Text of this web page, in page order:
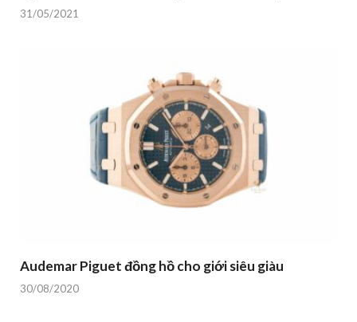
31/05/2021
Audemar Piguet đồng hồ cho giới siêu giàu
30/08/2020